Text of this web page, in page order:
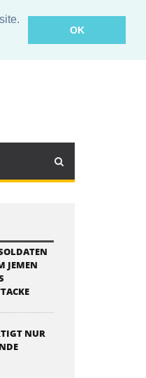
OK
JEMEN
NUR